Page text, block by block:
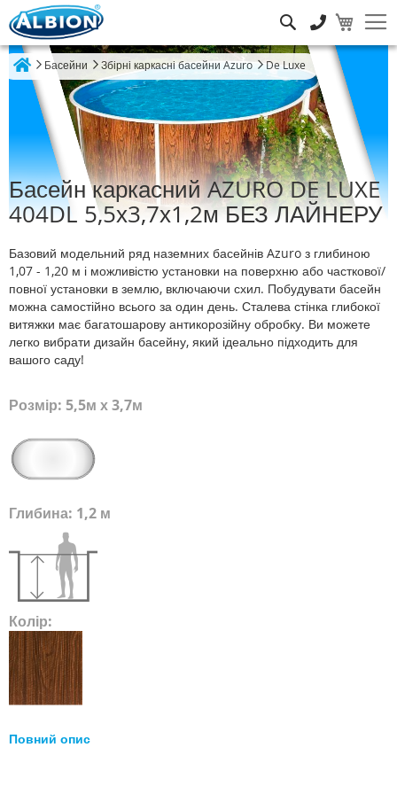
Басейни Збірні каркасні басейни Azuro De Luxe
Басейн каркасний AZURO DE LUXE
404DL 5,5х3,7х1,2м БЕЗ ЛАЙНЕРУ
Базовий модельний ряд наземних басейнів Azuro з глибиною
1,07 - 1,20 м і можливістю установки на поверхню або часткової/
повної установки в землю, включаючи схил. Побудувати басейн
можна самостійно всього за один день. Сталева стінка глибокої
витяжки має багатошарову антикорозійну обробку. Ви можете
легко вибрати дизайн басейну, який ідеально підходить для
вашого саду!
Розмір: 5,5м х 3,7м
Глибина: 1,2 м
Колір:
Повний опис